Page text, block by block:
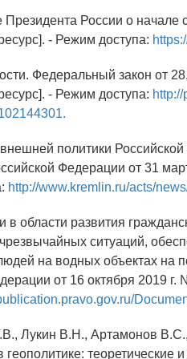
России о начале
- Режим доступа:
Федеральный закон от
- Режим доступа:
политики
Федерации от 31
http://www.kremlin.ru/acts/
в области развития
ситуаций,
на водных объектах на
от 16 октября 2019
Лукин В.Н., Артамонов
геополитике: